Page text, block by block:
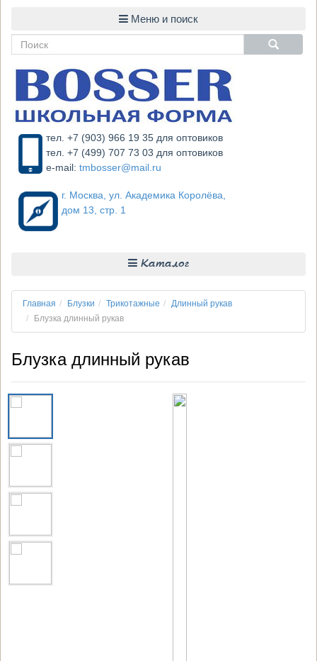
тел. +7 (903) 966 19 35 для оптовиков
тел. +7 (499) 707 73 03 для оптовиков
e-mail: tmbosser@mail.ru
г. Москва, ул. Академика Королёва,
дом 13, стр. 1
Каталог
Главная Блузки Трикотажные
Длинный рукав
Блузка длинный рукав
Блузка длинный рукав